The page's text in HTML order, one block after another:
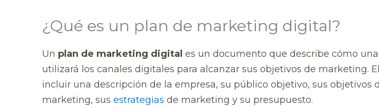
¿Qué es un plan de marketing digital?
Un plan de marketing digital es un documento que describe cómo
utilizará los canales digitales para alcanzar sus objetivos de marketing.
incluir una descripción de la empresa, su público objetivo, sus objetivos
marketing, sus estrategias de marketing y su presupuesto.